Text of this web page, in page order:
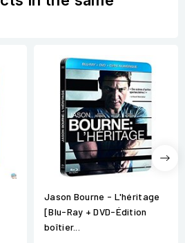
Jason Bourne - L'héritage
[Blu-Ray + DVD-Édition
boîtier...